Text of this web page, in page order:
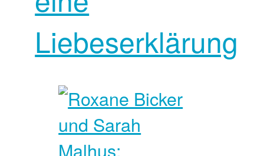
Liebeserklärung